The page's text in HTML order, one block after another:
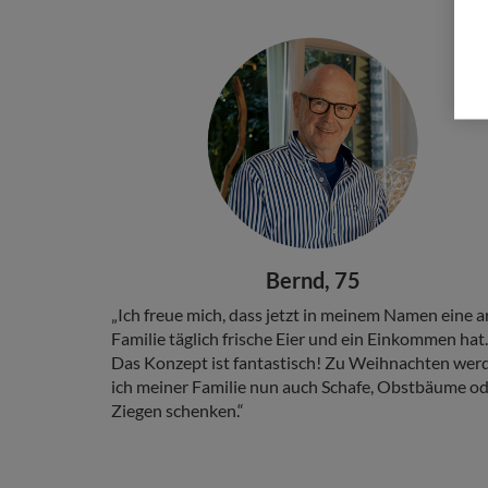
Bernd, 75
Copy
„Ich freue mich, dass jetzt in meinem Namen eine
Familie täglich frische Eier und ein Einkommen hat.
Das Konzept ist fantastisch! Zu Weihnachten
ich meiner Familie nun auch Schafe, Obstbäume
Ziegen schenken.“